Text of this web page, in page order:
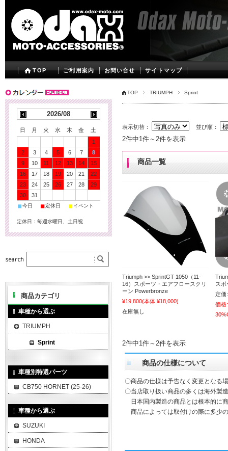
TOP ご利用案内 お問い合せ サイトマップ
TOP TRIUMPH Sprint
表示切替： 並び順：
2件中1件～2件を表示
商品一覧
Triumph >> SprintGT 1050（11-
16）スポーツ・エアフロースクリ
ーン Powerbronze
¥19,800(本体 ¥18,000)
在庫無し
スポ
定価:
価格:
2件中1件～2件を表示
商品の仕様について
〇商品の仕様は予告なく変更となる
〇当店取り扱い商品の多くは海外製
日本国内製造の商品とは根本的に
商品によっては取付けの際に多少
2026/08
日 月 火 水 木 金
土
1
2
3 4 5 6 7
8
9
10 11 12 13 14
15
16
17 18 19 20 21
22
23
24 25 26 27 28
29
30
31
■今日 ■定休日 ■ イベント
定休日：毎週水曜日、土日祝
商品カテゴリ
車種から選ぶ
TRIUMPH
Sprint
車種別特選パーツ
CB750 HORNET (25-26)
車種から選ぶ
SUZUKI
HONDA